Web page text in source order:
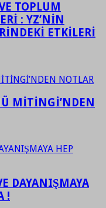
TOPLUM
: YZ’NİN
ETKİLERİ
MİTİNGİ’NDEN
DAYANIŞMAYA
!